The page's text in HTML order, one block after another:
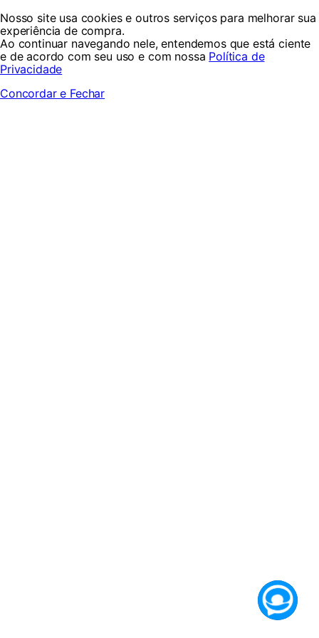
Nosso site usa cookies e outros serviços para melhorar sua
experiência de compra.
Ao continuar navegando nele, entendemos que está ciente
e de acordo com seu uso e com nossa Política de
Privacidade
Concordar e Fechar